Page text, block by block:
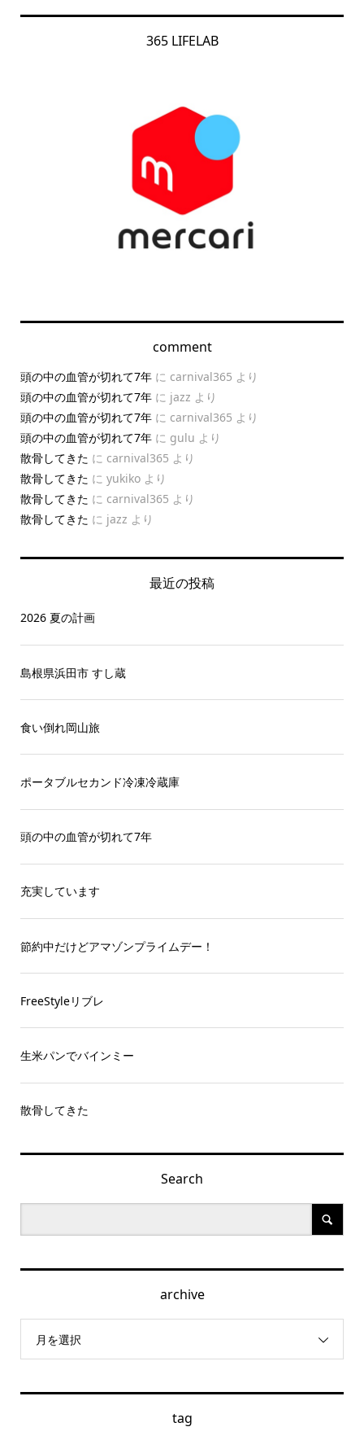
365 LIFELAB
comment
頭の中の血管が切れて7年に carnival365 より
頭の中の血管が切れて7年に jazz より
頭の中の血管が切れて7年に carnival365 より
頭の中の血管が切れて7年に gulu より
散骨してきた に carnival365 より
散骨してきた に yukikoより
散骨してきた に carnival365 より
散骨してきた に jazz より
最近の投稿
2026 夏の計画
島根県浜田市 すし蔵
食い倒れ岡山旅
ポータブルセカンド冷凍冷蔵庫
頭の中の血管が切れて7年
充実しています
節約中だけどアマゾンプライムデー！
FreeStyleリブレ
生米パンでバインミー
散骨してきた
Search
archive
月を選択
tag